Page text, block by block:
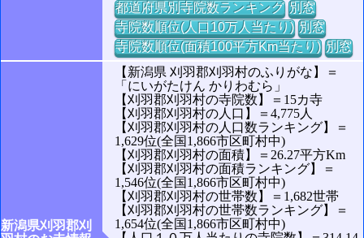
都道府県別寺院数ランキング 別窓
寺院数順位(人口10万人当たり) 別窓
寺院数順位(面積100平方Km当たり) 別窓
新潟県刈羽郡刈
【新潟県 刈羽郡刈羽村のふりがな】＝
「にいがたけん かりわむら」
【刈羽郡刈羽村の寺院数】＝15カ寺
【刈羽郡刈羽村の人口】＝4,775人
【刈羽郡刈羽村の人口数ランキング】＝
1,629位(全国1,866市区町村中)
【刈羽郡刈羽村の面積】＝26.27平方Km
【刈羽郡刈羽村の面積ランキング】＝
1,546位(全国1,866市区町村中)
【刈羽郡刈羽村の世帯数】＝1,682世帯
【刈羽郡刈羽村の世帯数ランキング】＝
1,654位(全国1,866市区町村中)